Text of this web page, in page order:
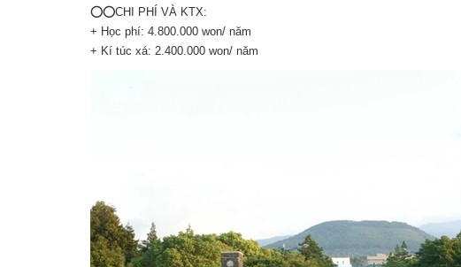
⭕️⭕️CHI PHÍ VÀ KTX:
+ Học phí: 4.800.000 won/ năm
+ Kí túc xá: 2.400.000 won/ năm